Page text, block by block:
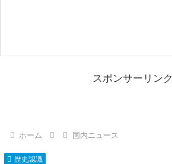
スポンサーリンク
ホーム 国内ニュース
歴史認識